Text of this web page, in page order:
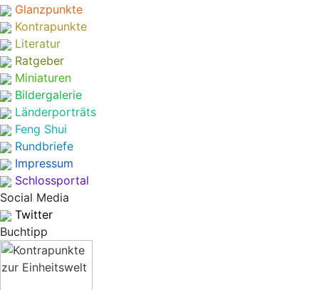
Glanzpunkte
Kontrapunkte
Literatur
Ratgeber
Miniaturen
Bildergalerie
Länderporträts
Feng Shui
Rundbriefe
Impressum
Schlossportal
Social Media
Twitter
Buchtipp